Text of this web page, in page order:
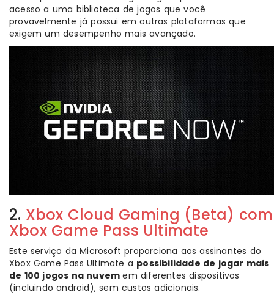
acesso a uma biblioteca de jogos que você
provavelmente já possui em outras plataformas que
exigem um desempenho mais avançado.
2. Xbox Cloud Gaming (Beta) com
Xbox Game Pass Ultimate
Este serviço da Microsoft proporciona aos assinantes do
Xbox Game Pass Ultimate a possibilidade de jogar mais
de 100 jogos na nuvemem diferentes dispositivos
(incluindo android), sem custos adicionais.